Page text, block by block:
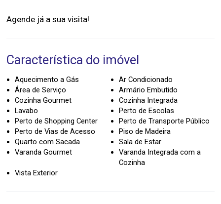
Característica do imóvel
Aquecimento a Gás
Ar Condicionado
Área de Serviço
Armário Embutido
Cozinha Gourmet
Cozinha Integrada
Lavabo
Perto de Escolas
Perto de Shopping Center
Perto de Transporte Público
Perto de Vias de Acesso
Piso de Madeira
Quarto com Sacada
Sala de Estar
Varanda Gourmet
Varanda Integrada com a
Cozinha
Vista Exterior